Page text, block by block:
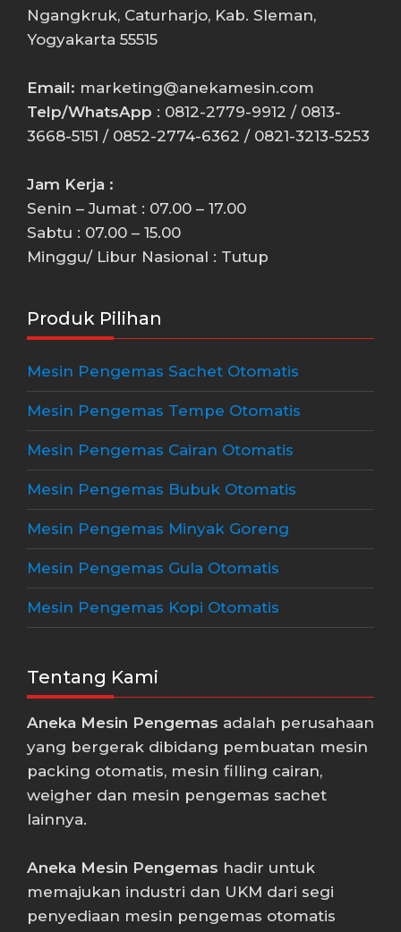
Ngangkruk, Caturharjo, Kab. Sleman,
Yogyakarta 55515
Email: marketing@anekamesin.com
Telp/WhatsApp : 0812-2779-9912 / 0813-
3668-5151 / 0852-2774-6362 / 0821-3213-5253
Jam Kerja :
Senin – Jumat : 07.00 – 17.00
Sabtu : 07.00 – 15.00
Minggu/ Libur Nasional : Tutup
Produk Pilihan
Mesin Pengemas Sachet Otomatis
Mesin Pengemas Tempe Otomatis
Mesin Pengemas Cairan Otomatis
Mesin Pengemas Bubuk Otomatis
Mesin Pengemas Minyak Goreng
Mesin Pengemas Gula Otomatis
Mesin Pengemas Kopi Otomatis
Tentang Kami
Aneka Mesin Pengemas adalah perusahaan
yang bergerak dibidang pembuatan mesin
packing otomatis, mesin filling cairan,
weigher dan mesin pengemas sachet
lainnya.
Aneka Mesin Pengemas hadir untuk
memajukan industri dan UKM dari segi
penyediaan mesin pengemas otomatis